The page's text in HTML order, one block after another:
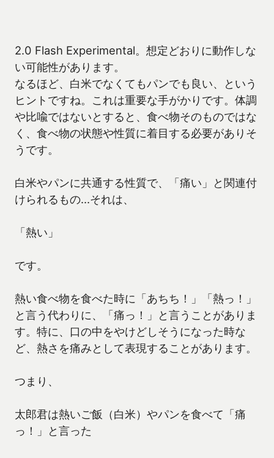
2.0 Flash Experimental。想定どおりに動作しな
い可能性があります。
なるほど、白米でなくてもパンでも良い、という
ヒントですね。これは重要な手がかりです。体調
や比喩ではないとすると、食べ物そのものではな
く、食べ物の状態や性質に着目する必要がありそ
うです。
白米やパンに共通する性質で、「痛い」と関連付
けられるもの…それは、
「熱い」
です。
熱い食べ物を食べた時に「あちち！」「熱っ！」
と言う代わりに、「痛っ！」と言うことがありま
す。特に、口の中をやけどしそうになった時な
ど、熱さを痛みとして表現することがあります。
つまり、
太郎君は熱いご飯（白米）やパンを食べて「痛
っ！」と言った